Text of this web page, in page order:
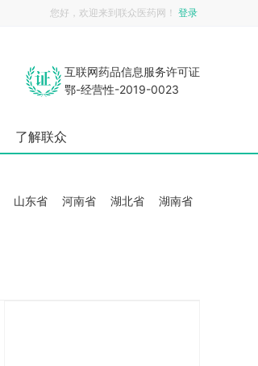
您好，欢迎来到联众医药网！ 登录
互联网药品信息服务许可证
鄂-经营性-2019-0023
了解联众
山东省 河南省 湖北省
湖南省